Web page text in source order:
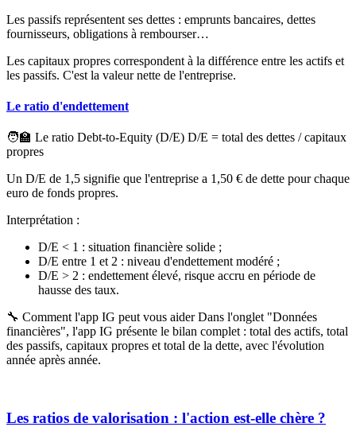
Les passifs représentent ses dettes : emprunts bancaires, dettes
fournisseurs, obligations à rembourser…
Les capitaux propres correspondent à la différence entre les actifs et
les passifs. C'est la valeur nette de l'entreprise.
Le ratio d'endettement
🧑‍🏫 Le ratio Debt-to-Equity (D/E) D/E = total des dettes / capitaux
propres
Un D/E de 1,5 signifie que l'entreprise a 1,50 € de dette pour chaque
euro de fonds propres.
Interprétation :
D/E < 1 : situation financière solide ;
D/E entre 1 et 2 : niveau d'endettement modéré ;
D/E > 2 : endettement élevé, risque accru en période de
hausse des taux.
🔧 Comment l'app IG peut vous aiderDans l'onglet "Données
financières", l'app IG présente le bilan complet : total des actifs, total
des passifs, capitaux propres et total de la dette, avec l'évolution
année après année.
Les ratios de valorisation : l'action est-elle chère ?